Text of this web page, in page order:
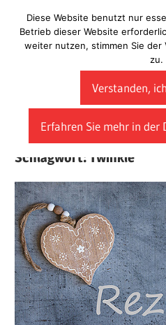
Inhalt
springen
Schlagwort: Twinkle
Diese Website benutzt nur
Betrieb dieser Website
weiter nutzen, stimmen Sie der
zu.
Verstanden,
Erfahren Sie mehr in